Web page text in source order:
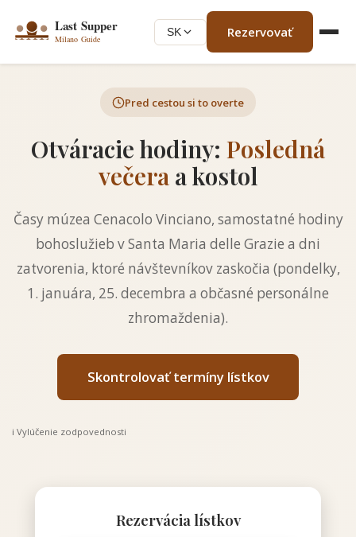
SK Rezervovať
Pred cestou si to overte
Otváracie hodiny: Posledná
večeraa kostol
Časy múzea Cenacolo Vinciano, samostatné hodiny
bohoslužieb v Santa Maria delle Grazie a dni
zatvorenia, ktoré návštevníkov zaskočia (pondelky,
1. januára, 25. decembra a občasné personálne
zhromaždenia).
Skontrolovať termíny lístkov
ℹ️ Vylúčenie zodpovednosti
Rezervácia lístkov